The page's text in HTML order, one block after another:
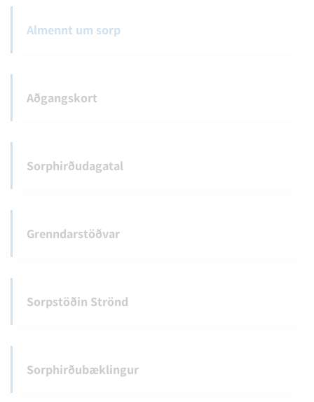
Almennt um sorp
Aðgangskort
Sorphirðudagatal
Grenndarstöðvar
Sorpstöðin Strönd
Sorphirðubæklingur